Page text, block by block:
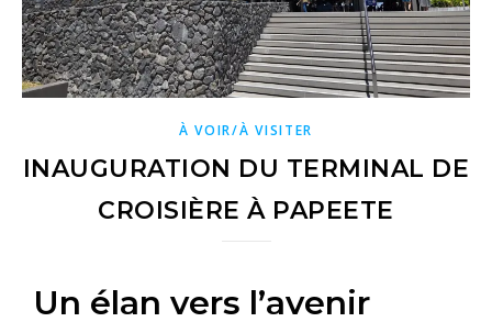
À VOIR/À VISITER
INAUGURATION DU TERMINAL DE
CROISIÈRE À PAPEETE
Un élan vers l’avenir